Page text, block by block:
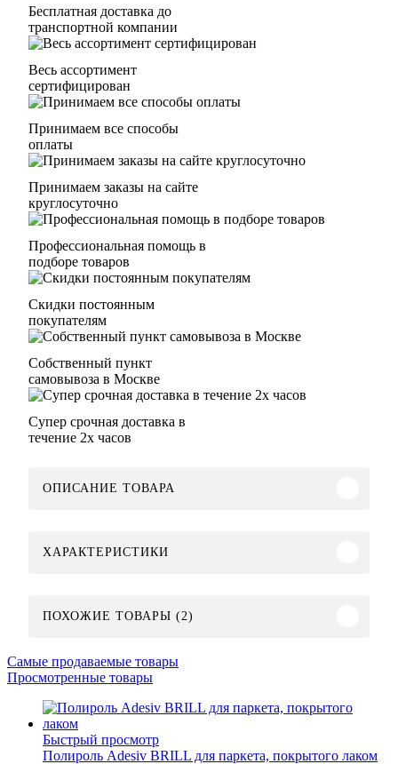
Бесплатная доставка до
транспортной компании
Весь ассортимент
сертифицирован
Принимаем все способы
оплаты
Принимаем заказы на сайте
круглосуточно
Профессиональная помощь в
подборе товаров
Скидки постоянным
покупателям
Собственный пункт
самовывоза в Москве
Супер срочная доставка в
течение 2х часов
ОПИСАНИЕ ТОВАРА
ХАРАКТЕРИСТИКИ
ПОХОЖИЕ ТОВАРЫ (2)
Самые продаваемые товары
Просмотренные товары
Быстрый просмотр
Полироль Adesiv BRILL для паркета, покрытого лаком